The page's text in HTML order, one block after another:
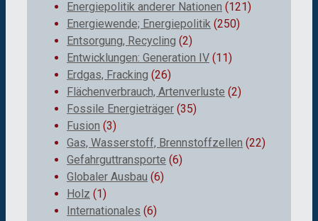
Energiepolitik anderer Nationen (121)
Energiewende; Energiepolitik (250)
Entsorgung, Recycling (2)
Entwicklungen: Generation IV (11)
Erdgas, Fracking (26)
Flächenverbrauch, Artenverluste (2)
Fossile Energieträger (35)
Fusion (3)
Gas, Wasserstoff, Brennstoffzellen (22)
Gefahrguttransporte (6)
Globaler Ausbau (6)
Holz (1)
Internationales (6)